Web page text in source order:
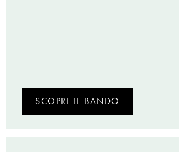
SCOPRI IL BANDO